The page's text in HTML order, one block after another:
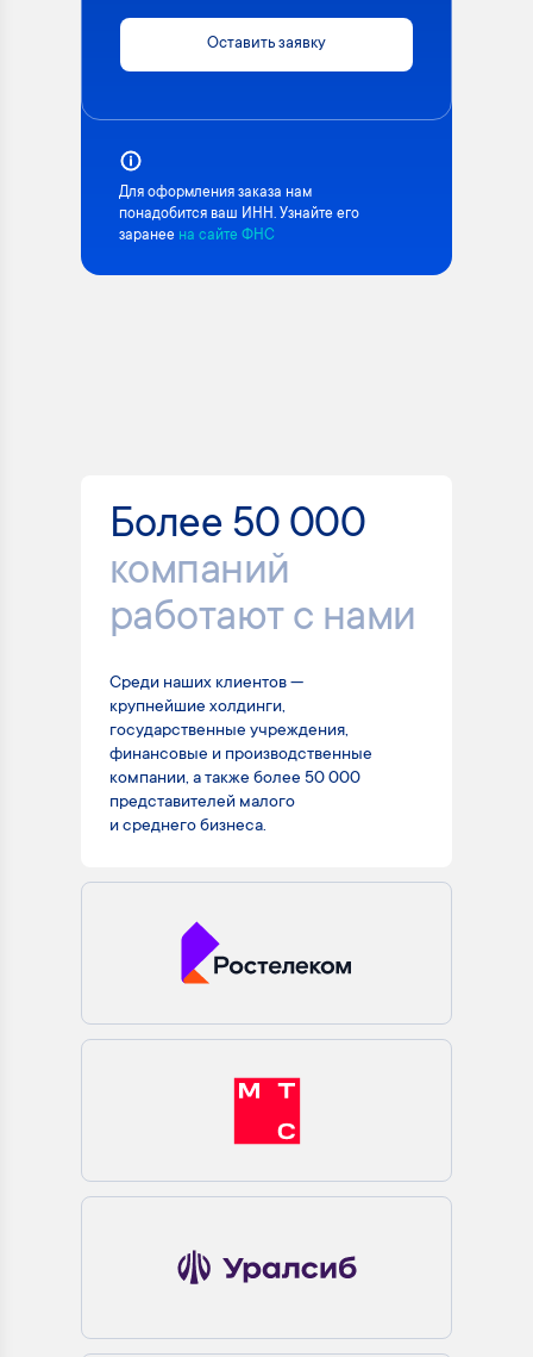
Оставить заявку
Для оформления заказа нам
понадобится ваш ИНН. Узнайте его
заранее на сайте ФНС
Более 50 000
компаний
работают с нами
Среди наших клиентов —
крупнейшие холдинги,
государственные учреждения,
финансовые и производственные
компании, а также более 50 000
представителей малого
и среднего бизнеса.